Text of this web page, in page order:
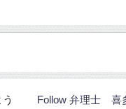
Follow 弁理士 喜